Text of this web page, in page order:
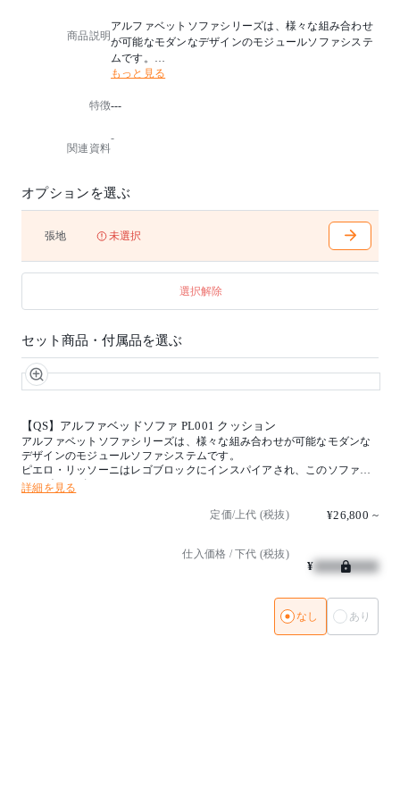
商品説明
アルファベットソファシリーズは、様々な組み合わせ
が可能なモダンなデザインのモジュールソファシステ
ムです。
ピエロ・リッソーニはレゴブロックにインスパイアさ
フルパディングのシート、背もたれ、アームレストの
選びいだけます。
デザイナー：ピエロ・リッソーニ
もっと見る
特徴---
関連資料
-
オプションを選ぶ
張地 未選択
選択解除
セット商品・付属品を選ぶ
【QS】アルファベッドソファ PL001 クッション
アルファベットソファシリーズは、様々な組み合わせが可能なモダンな
デザインのモジュールソファシステムです。
ピエロ・リッソーニはレゴブロックにインスパイアされ、このソファシ
リーズをデザインしました。
リエーションのファブリックからお選びいだけます。
デザイナー：ピエロ・リッソーニ
詳細を見る
定価/上代 (税抜) ¥26,800 ~
仕入価格 / 下代 (税抜)
¥
なし あり